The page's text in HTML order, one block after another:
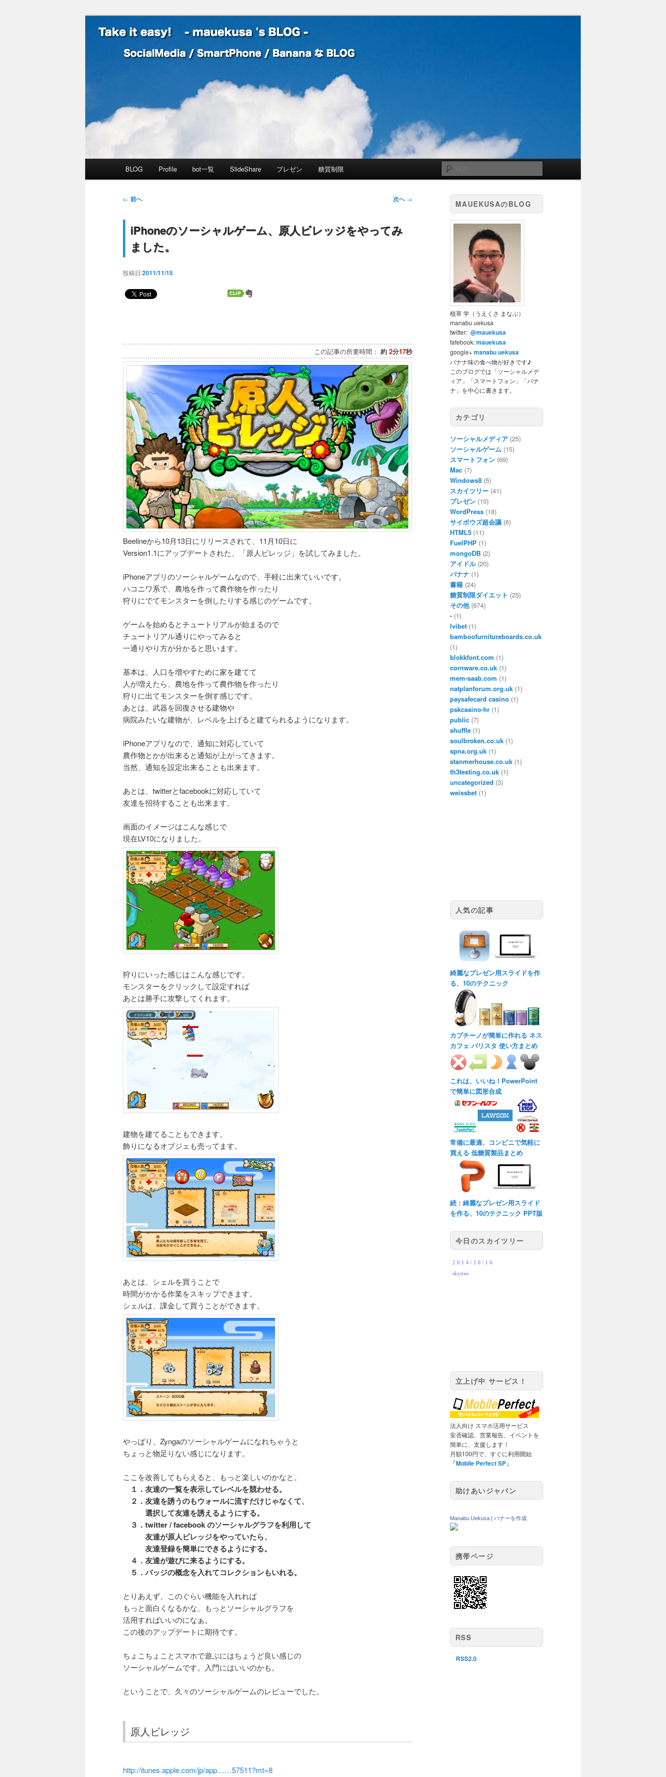
Take it easy! – mauekusa 's BLOG -
索
メインコンテンツへ移動
サブコンテンツへ移動
BLOG Profile bot一覧 SlideShare プレゼン 糖質制限
投稿ナビゲーション
← 前へ 次へ→
iPhoneのソーシャルゲーム、原人ビレッジをやってみ
ました。
投稿日:2011/11/15
この記事の所要時間： 約 2分17秒
Beelineから10月13日にリリースされて、11月10日に
Version1.1にアップデートされた、「原人ビレッジ」を試してみました。
iPhoneアプリのソーシャルゲームなので、手軽に出来ていいです。
ハコニワ系で、農地を作って農作物を作ったり
狩りにでてモンスターを倒したりする感じのゲームです。
ゲームを始めるとチュートリアルが始まるので
チュートリアル通りにやってみると
一通りやり方が分かると思います。
基本は、人口を増やすために家を建てて
人が増えたら、農地を作って農作物を作ったり
狩りに出てモンスターを倒す感じです。
あとは、武器を回復させる建物や
病院みたいな建物が、レベルを上げると建てられるようになります。
iPhoneアプリなので、通知に対応していて
農作物とかが出来ると通知が上がってきます。
当然、通知を設定出来ることも出来ます。
あとは、twitterとfacebookに対応していて
友達を招待することも出来ます。
画面のイメージはこんな感じで
現在LV10になりました。
狩りにいった感じはこんな感じです。
モンスターをクリックして設定すれば
あとは勝手に攻撃してくれます。
建物を建てることもできます。
飾りになるオブジェも売ってます。
あとは、シェルを買うことで
時間がかかる作業をスキップできます。
シェルは、課金して買うことができます。
やっぱり、Zyngaのソーシャルゲームになれちゃうと
ちょっと物足りない感じになります。
ここを改善してもらえると、もっと楽しいのかなと。
１．友達の一覧を表示してレベルを競わせる。
２．友達を誘うのもウォールに流すだけじゃなくて、
選択して友達を誘えるようにする。
３．twitter / facebook のソーシャルグラフを利用して
友達が原人ビレッジをやっていたら、
友達登録を簡単にできるようにする。
４．友達が遊びに来るようにする。
５．バッジの概念を入れてコレクションもいれる。
とりあえず、このぐらい機能を入れれば
もっと面白くなるかな、もっとソーシャルグラフを
活用すればいいのになぁ。
この後のアップデートに期待です。
ちょこちょことスマホで遊ぶにはちょうど良い感じの
ソーシャルゲームです。入門にはいいのかも。
ということで、久々のソーシャルゲームのレビューでした。
原人ビレッジ
http://itunes.apple.com/jp/app……57511?mt=8
MAUEKUSAのBLOG
植草 学（うえくさ まなぶ）
manabu uekusa
twitter: @mauekusa
fafebook:mauekusa
google+manabu uekusa
バナナ味の食べ物が好きです♪
このブログでは「ソーシャルメデ
ィア」「スマートフォン」「バナ
ナ」を中心に書きます。
カテゴリ
ソーシャルメディア (25)
ソーシャルゲーム (15)
スマートフォン (69)
Mac (7)
Windows8 (5)
スカイツリー (41)
プレゼン (10)
WordPress (18)
サイボウズ超会議 (6)
HTML5 (11)
FuelPHP (1)
mongoDB (2)
アイドル(20)
バナナ (1)
書籍 (24)
糖質制限ダイエット (25)
その他(674)
- (1)
Ivibet (1)
bamboofurnitureboards.co.uk
(1)
blokkfont.com (1)
cornware.co.uk (1)
mem-saab.com (1)
natplanforum.org.uk (1)
paysafecard casino (1)
pskcasino-hr (1)
public (7)
shuffle (1)
soulbroken.co.uk (1)
spna.org.uk (1)
stanmerhouse.co.uk (1)
th3testing.co.uk (1)
uncategorized (3)
weissbet (1)
人気の記事
綺麗なプレゼン用スライドを作
る、10のテクニック
カプチーノが簡単に作れる ネス
カフェ バリスタ 使い方まとめ
これは、いいね！PowerPoint
で簡単に図形合成
常備に最適、コンビニで気軽に
買える 低糖質製品まとめ
続：綺麗なプレゼン用スライド
を作る、10のテクニック PPT版
今日のスカイツリー
立上げ中 サービス！
法人向け スマホ活用サービス
安否確認、営業報告、イベントを
簡単に、支援します！
月額100円で、すぐに利用開始
「Mobile Perfect SP」
助けあいジャパン
Manabu Uekusa バナーを作成
携帯ページ
RSS
RSS2.0